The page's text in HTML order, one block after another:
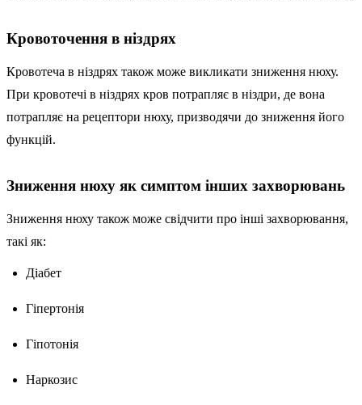
Кровоточення в ніздрях
Кровотеча в ніздрях також може викликати зниження нюху.
При кровотечі в ніздрях кров потрапляє в ніздри, де вона
потрапляє на рецептори нюху, призводячи до зниження його
функцій.
Зниження нюху як симптом інших захворювань
Зниження нюху також може свідчити про інші захворювання,
такі як:
Діабет
Гіпертонія
Гіпотонія
Наркозис